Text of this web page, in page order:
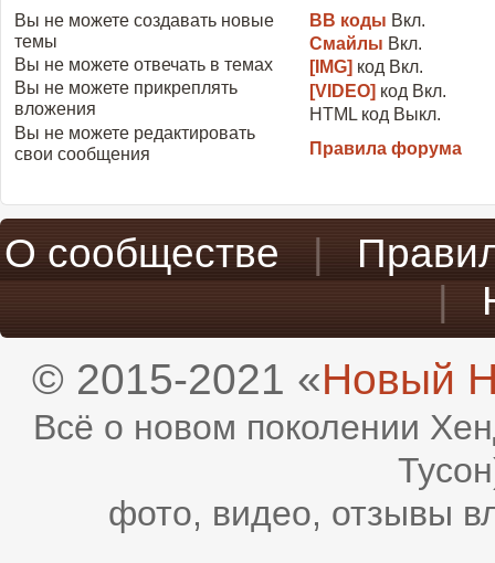
Вы не можете создавать новые
темы
Вы не можете отвечать в темах
Вы не можете прикреплять
вложения
Вы не можете редактировать
свои сообщения
BB коды Вкл.
Смайлы Вкл.
[IMG] код Вкл.
[VIDEO] код Вкл.
HTML код Выкл.
Правила форума
О сообществе |
|
© 2015-2021 «Новый
Всё о новом поколении
фото, видео, отзывы